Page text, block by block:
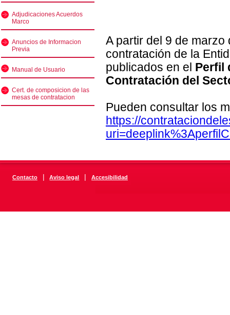
Adjudicaciones Acuerdos
Marco
Anuncios de Informacion
Previa
Manual de Usuario
Cert. de composicion de las
mesas de contratacion
A partir del 9 de
contratación de la
publicados en el Perfil
Contratación del
Pueden consultar los
https://
Contacto | Aviso legal | Accesibilidad